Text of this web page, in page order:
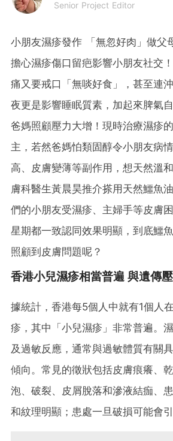
Senior Project Editor
小朋友濕疹發作 「無忽好肉」做父
擔心濕疹傷口留疤影響小朋友社交
痛又要戒口「無啖好食」，甚至連
夜更是影響睡眠質素，加起來脾氣
爸媽照顧壓力大增！現時治療濕疹
主，若然爸媽怕類固醇令小朋友病
高、皮膚變薄等副作用，想天然溫
膚科醫生黃晨昊推介搽用天然鱷魚
們的小朋友受濕疹、主婦手等皮膚
星期都一致認同效果明顯，到底鱷
照顧到皮膚問題呢？
香港小兒濕疹相當普遍 與遺傳
據統計，香港每5個人中就有1個人
疹，其中「小兒濕疹」非常普遍。
及過敏反應，通常與過敏體質有關
傾向。常見的徵狀包括皮膚痕癢、
泡、破裂、皮屑脫落和滲液結痂、
和紋理明顯；患處一旦破損可能會引